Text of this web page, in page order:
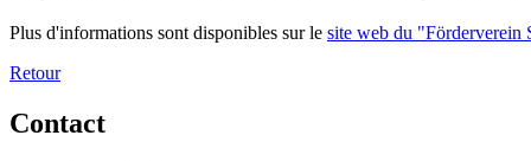
Plus d'informations sont disponibles sur le site web du "Förderverein
Retour
Contact